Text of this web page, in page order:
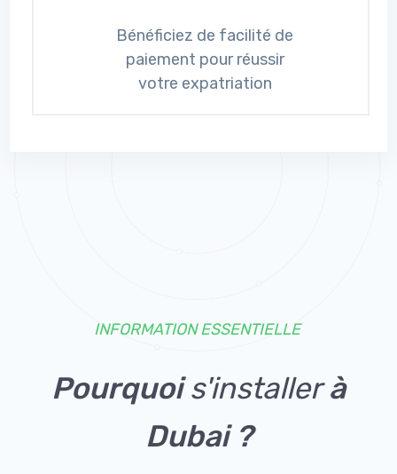
Bénéficiez de facilité de
paiement pour réussir
votre expatriation
INFORMATION ESSENTIELLE
Pourquois'installerà
Dubai ?